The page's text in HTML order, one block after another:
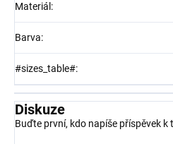
Materiál :
Barva:
#sizes_table#:
Diskuze
Buďte první, kdo napíše příspěvek k